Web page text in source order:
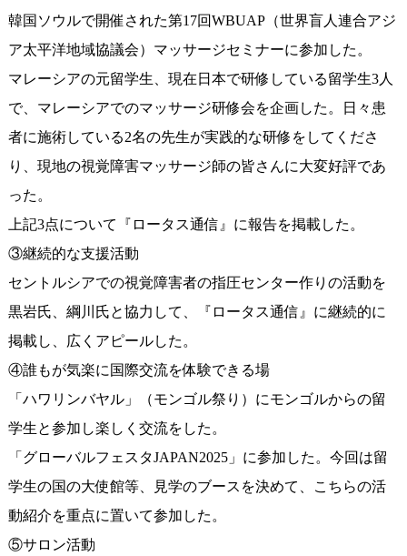
韓国ソウルで開催された第17回WBUAP（世界盲人連合アジ
ア太平洋地域協議会）マッサージセミナーに参加した。
マレーシアの元留学生、現在日本で研修している留学生3人
で、マレーシアでのマッサージ研修会を企画した。日々患
者に施術している2名の先生が実践的な研修をしてくださ
り、現地の視覚障害マッサージ師の皆さんに大変好評であ
った。
上記3点について『ロータス通信』に報告を掲載した。
③継続的な支援活動
セントルシアでの視覚障害者の指圧センター作りの活動を
黒岩氏、綱川氏と協力して、『ロータス通信』に継続的に
掲載し、広くアピールした。
④誰もが気楽に国際交流を体験できる場
「ハワリンバヤル」（モンゴル祭り）にモンゴルからの留
学生と参加し楽しく交流をした。
「グローバルフェスタJAPAN2025」に参加した。今回は留
学生の国の大使館等、見学のブースを決めて、こちらの活
動紹介を重点に置いて参加した。
⑤サロン活動